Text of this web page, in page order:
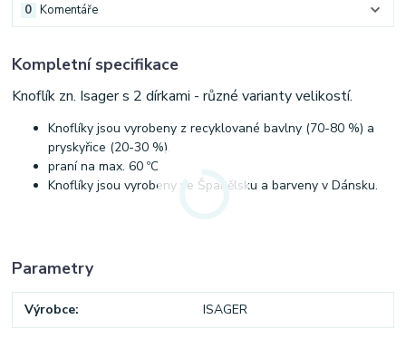
Komentáře
0
Kompletní specifikace
Knoflík zn. Isager s 2 dírkami - různé varianty velikostí.
Knoflíky jsou vyrobeny z recyklované bavlny (70-80 %) a
pryskyřice (20-30 %).
praní na max. 60 ºC
Knoflíky jsou vyrobeny ve Španělsku a barveny v Dánsku.
Parametry
Výrobce ISAGER